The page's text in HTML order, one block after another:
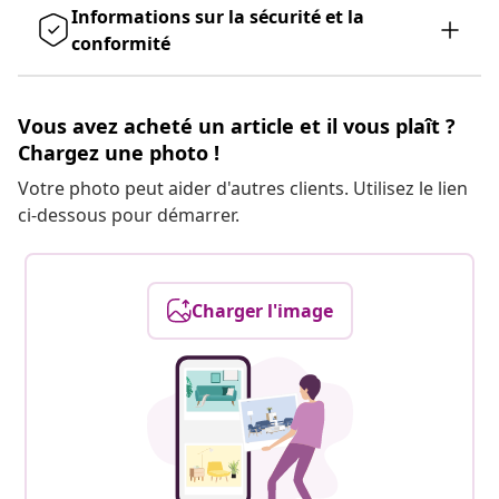
Informations sur la sécurité et la
conformité
Vous avez acheté un article et il vous plaît ?
Chargez une photo !
Votre photo peut aider d'autres clients. Utilisez le lien
ci-dessous pour démarrer.
Charger l'image